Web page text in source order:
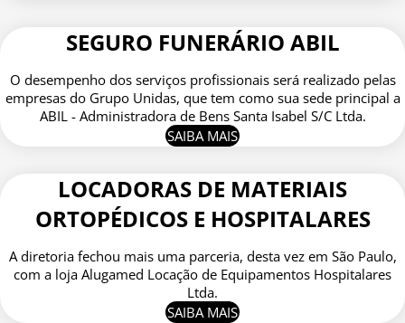
SEGURO FUNERÁRIO ABIL
O desempenho dos serviços profissionais será realizado pelas
empresas do Grupo Unidas, que tem como sua sede principal a
ABIL - Administradora de Bens Santa Isabel S/C Ltda.
SAIBA MAIS
LOCADORAS DE MATERIAIS
ORTOPÉDICOS E HOSPITALARES
A diretoria fechou mais uma parceria, desta vez em São Paulo,
com a loja Alugamed Locação de Equipamentos Hospitalares
Ltda.
SAIBA MAIS